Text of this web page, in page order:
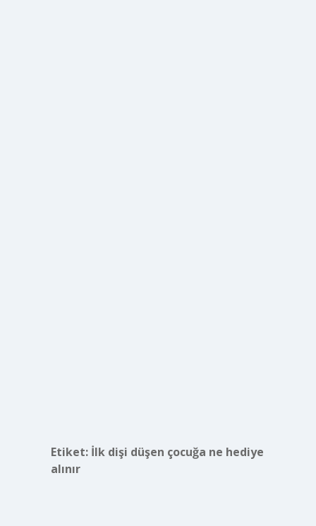
Etiket: İlk dişi düşen çocuğa ne hediye
alınır